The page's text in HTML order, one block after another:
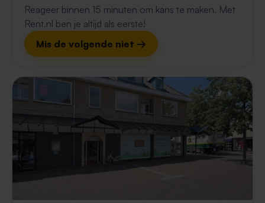
Reageer binnen 15 minuten om kans te maken. Met
Rent.nl ben je altijd als eerste!
Mis de volgende niet →